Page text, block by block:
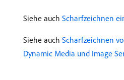
Siehe auch Scharfzeichnen
Siehe auch Scharfzeichnen
Dynamic Media und Image